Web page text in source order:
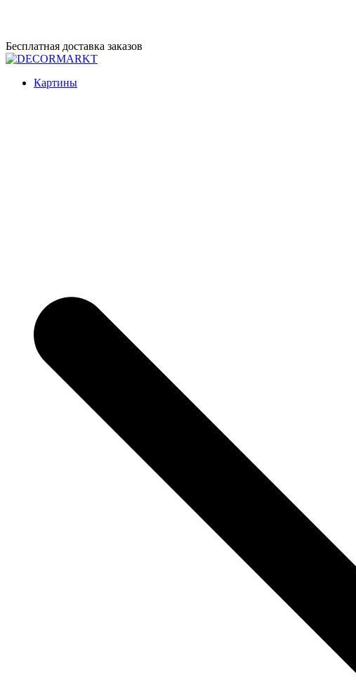
Перейти
к
Бесплатная доставка заказов
DECORMARKT
Картины для интерьера ручной работы
Картины